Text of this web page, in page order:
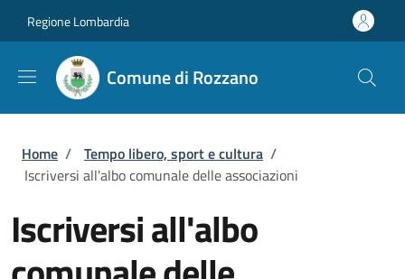
Regione Lombardia
Comune di Rozzano
Briciole di pane
Home / Tempo libero, sport e cultura /
Iscriversi all'albo comunale delle associazioni
Iscriversi all'albo